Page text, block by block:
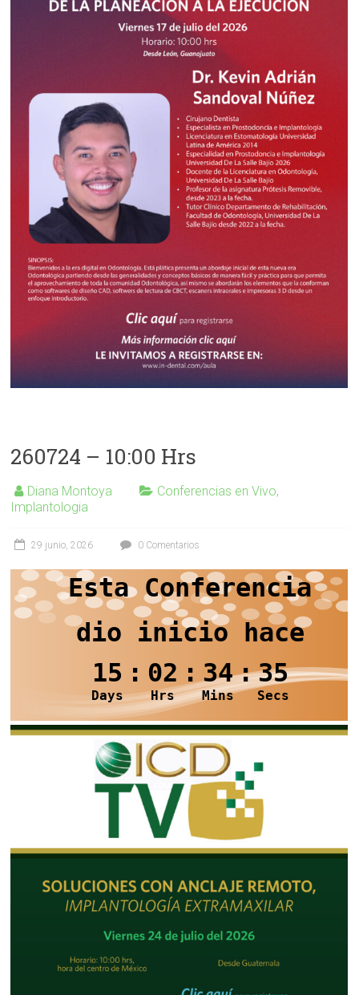
260724 – 10:00 Hrs
Diana Montoya Conferencias en Vivo,
Implantologia
29 junio, 2026 0 Comentarios